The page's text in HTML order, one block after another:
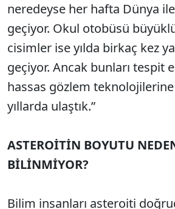
neredeyse her hafta Dünya
geçiyor. Okul otobüsü
cisimler ise yılda birkaç kez
geçiyor. Ancak bunları tespit
hassas gözlem
yıllarda ulaştık.”
ASTEROİTİN BOYUTU
BİLİNMİYOR?
Bilim insanları asteroiti